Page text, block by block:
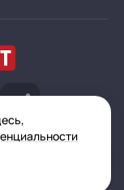
и проекты»
ОКВЭД 62.02)
характер
437 ГК РФ)